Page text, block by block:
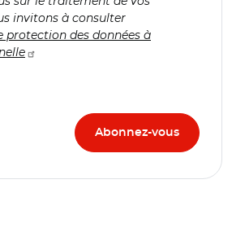
invitons à consulter
protection des données à